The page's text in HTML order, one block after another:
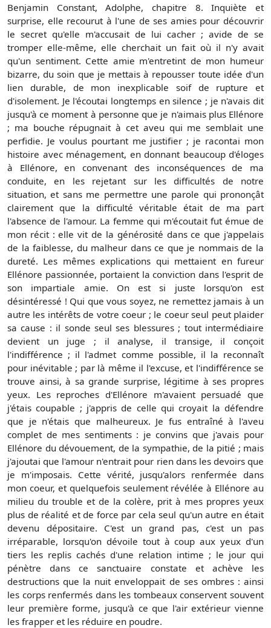
Benjamin Constant, Adolphe, chapitre 8. Inquiète et
surprise, elle recourut à l'une de ses amies pour découvrir
le secret qu'elle m'accusait de lui cacher ; avide de se
tromper elle-même, elle cherchait un fait où il n'y avait
qu'un sentiment. Cette amie m'entretint de mon humeur
bizarre, du soin que je mettais à repousser toute idée d'un
lien durable, de mon inexplicable soif de rupture et
d'isolement. Je l'écoutai longtemps en silence ; je n'avais dit
jusqu'à ce moment à personne que je n'aimais plus Ellénore
; ma bouche répugnait à cet aveu qui me semblait une
perfidie. Je voulus pourtant me justifier ; je racontai mon
histoire avec ménagement, en donnant beaucoup d'éloges
à Ellénore, en convenant des inconséquences de ma
conduite, en les rejetant sur les difficultés de notre
situation, et sans me permettre une parole qui prononçât
clairement que la difficulté véritable était de ma part
l'absence de l'amour. La femme qui m'écoutait fut émue de
mon récit : elle vit de la générosité dans ce que j'appelais
de la faiblesse, du malheur dans ce que je nommais de la
dureté. Les mêmes explications qui mettaient en fureur
Ellénore passionnée, portaient la conviction dans l'esprit de
son impartiale amie. On est si juste lorsqu'on est
désintéressé ! Qui que vous soyez, ne remettez jamais à un
autre les intérêts de votre coeur ; le coeur seul peut plaider
sa cause : il sonde seul ses blessures ; tout intermédiaire
devient un juge ; il analyse, il transige, il conçoit
l'indifférence ; il l'admet comme possible, il la reconnaît
pour inévitable ; par là même il l'excuse, et l'indifférence se
trouve ainsi, à sa grande surprise, légitime à ses propres
yeux. Les reproches d'Ellénore m'avaient persuadé que
j'étais coupable ; j'appris de celle qui croyait la défendre
que je n'étais que malheureux. Je fus entraîné à l'aveu
complet de mes sentiments : je convins que j'avais pour
Ellénore du dévouement, de la sympathie, de la pitié ; mais
j'ajoutai que l'amour n'entrait pour rien dans les devoirs que
je m'imposais. Cette vérité, jusqu'alors renfermée dans
mon coeur, et quelquefois seulement révélée à Ellénore au
milieu du trouble et de la colère, prit à mes propres yeux
plus de réalité et de force par cela seul qu'un autre en était
devenu dépositaire. C'est un grand pas, c'est un pas
irréparable, lorsqu'on dévoile tout à coup aux yeux d'un
tiers les replis cachés d'une relation intime ; le jour qui
pénètre dans ce sanctuaire constate et achève les
destructions que la nuit enveloppait de ses ombres : ainsi
les corps renfermés dans les tombeaux conservent souvent
leur première forme, jusqu'à ce que l'air extérieur vienne
les frapper et les réduire en poudre.